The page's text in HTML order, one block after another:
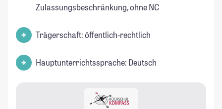
Zulassungsbeschränkung, ohne NC
Trägerschaft: öffentlich-rechtlich
Hauptunterrichtssprache: Deutsch